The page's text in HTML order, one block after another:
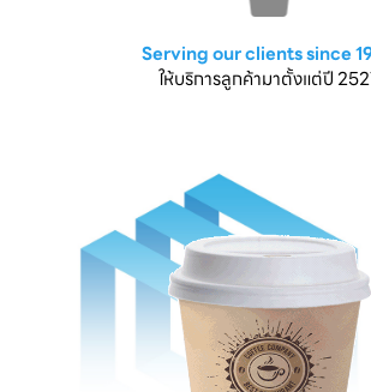
Serving our clients since
ให้บริการลูกค้ามาตั้งแต่ปี